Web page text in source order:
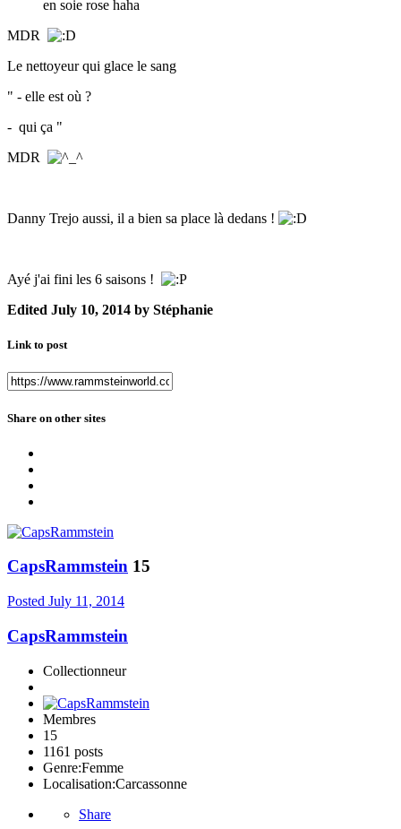
en soie rose haha
MDR
Le nettoyeur qui glace le sang
" - elle est où ?
- qui ça "
MDR
Danny Trejo aussi, il a bien sa place là dedans !
Ayé j'ai fini les 6 saisons !
Edited July 10, 2014 by Stéphanie
Link to post
Share on other sites
CapsRammstein 15
Posted July 11, 2014
CapsRammstein
Collectionneur
Membres
15
1161 posts
Genre:Femme
Localisation:Carcassonne
Share